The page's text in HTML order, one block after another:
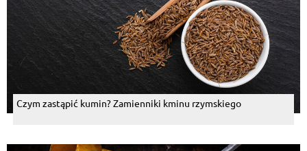
Czym zastąpić kumin? Zamienniki kminu rzymskiego